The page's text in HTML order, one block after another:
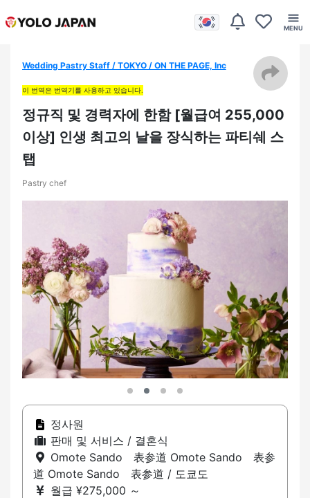
Wedding Pastry Staff / TOKYO / ON THE PAGE, Inc
이 번역은 번역기를 사용하고 있습니다.
정규직 및 경력자에 한함 [월급여 255,000
이상] 인생 최고의 날을 장식하는 파티쉐 스
탭
Pastry chef
정사원
판매 및 서비스 / 결혼식
Omote Sando 表参道 Omote Sando 表参
道 Omote Sando 表参道 / 도쿄도
월급 ¥275,000 ～